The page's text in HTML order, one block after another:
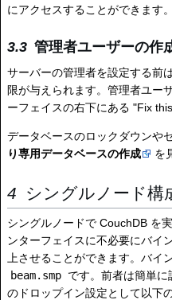
にアクセスすることができます。
管理者ユーザーの作
サーバーの管理者を設定する前
限が与えられます。管理者ユー
ーフェイスの右下にある "Fix
データベースのロックダウンや
り専用データベースの作成
を
シングルノード構
シングルノードで CouchDB を
ンターフェイスに不必要にバイ
上させることができます。バイ
beam.smp です。前者は簡単に
のドロップイン設定として以下